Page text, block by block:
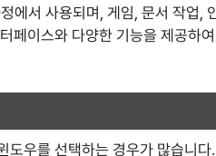
에서 사용되며, 게임, 문서 작업,
페이스와 다양한 기능을 제공하
우를 선택하는 경우가 많습니